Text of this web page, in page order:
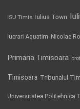
ISU Timis Iulius Town
lucrari Aquatim Nicolae
Primaria Timisoara
Timisoara Tribunalul
Universitatea Politehnica